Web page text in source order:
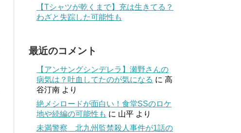
【Tシャツが乾くまで】充は生きてる？
わざと失踪した可能性も
最近のコメント
【アンサングシンデレラ】瀬野さんの
病気は？吐血してたのが気になる に 高
谷汀南 より
絶メシロードが面白い！食堂SSのロケ
地や続編の可能性も に 山平 より
未満警察 北九州監禁殺人事件が1話の